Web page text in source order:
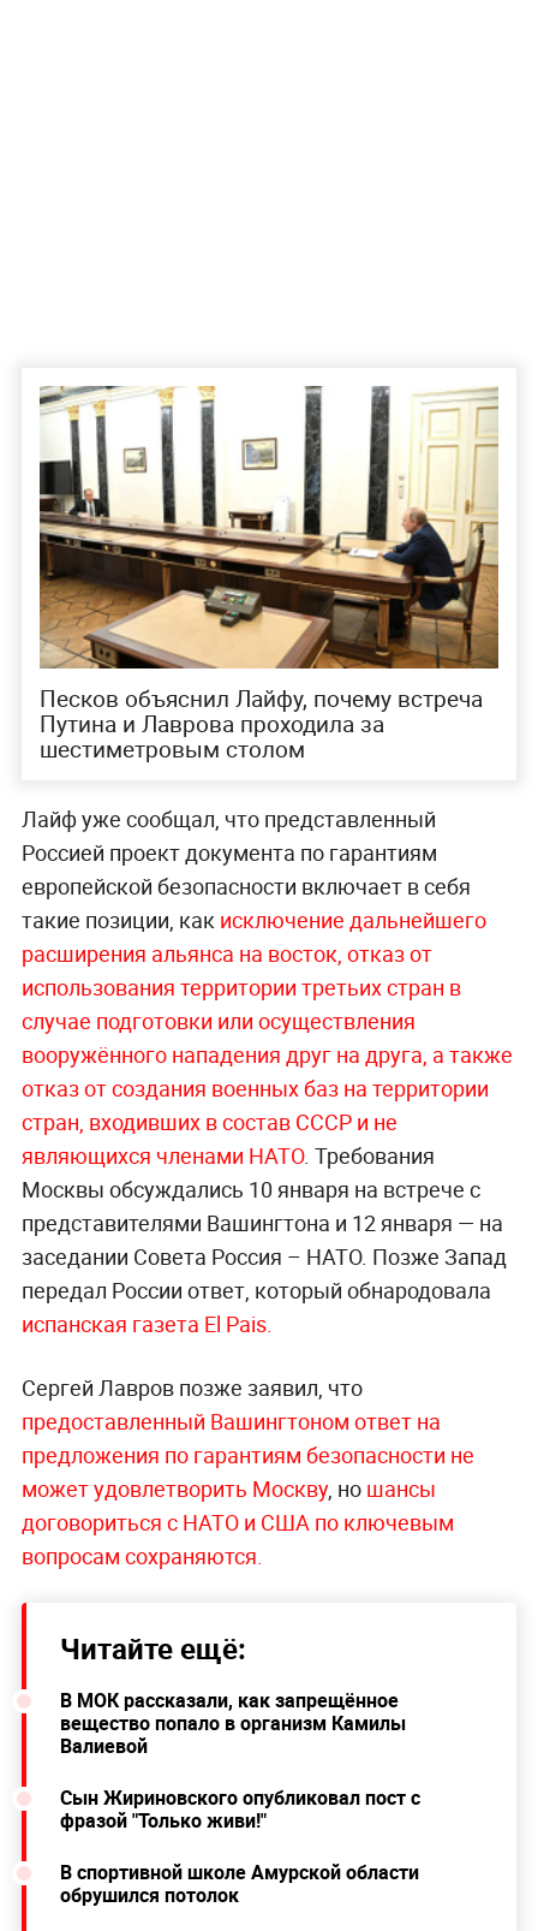
Песков объяснил Лайфу, почему встреча
Путина и Лаврова проходила за
шестиметровым столом
Лайф уже сообщал, что представленный
Россией проект документа по гарантиям
европейской безопасности включает в себя
такие позиции, как исключение дальнейшего
расширения альянса на восток, отказ от
использования территории третьих стран в
случае подготовки или осуществления
вооружённого нападения друг на друга, а также
отказ от создания военных баз на территории
стран, входивших в состав СССР и не
являющихся членами НАТО. Требования
Москвы обсуждались 10 января на встрече с
представителями Вашингтона и 12 января — на
заседании Совета Россия – НАТО. Позже Запад
передал России ответ, который обнародовала
испанская газета Еl Pais.
Сергей Лавров позже заявил, что
предоставленный Вашингтоном ответ на
предложения по гарантиям безопасности не
может удовлетворить Москву, но шансы
договориться с НАТО и США по ключевым
вопросам сохраняются.
Читайте ещё:
В МОК рассказали, как запрещённое
вещество попало в организм Камилы
Валиевой
Сын Жириновского опубликовал пост с
фразой "Только живи!"
В спортивной школе Амурской области
обрушился потолок